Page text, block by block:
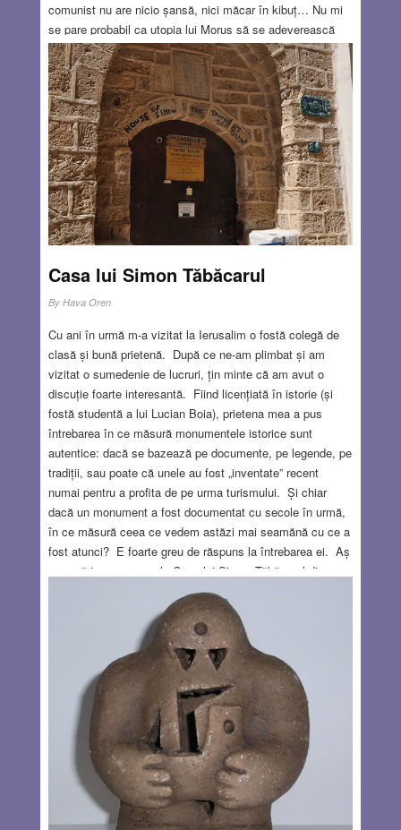
comunist nu are nicio șansă, nici măcar în kibuț… Nu mi
se pare probabil ca utopia lui Morus să se adeverească
vreodată, dar au fost și utopii care s-au realizat, de
exemplu Altneuland (Țara Veche-Nouă) a lui Theodor
Herzl. Statul evreu, care apare în carte ca o utopie,
sărbătorește în zilele acestea 78 de existență – chiar dacă
pe parcurs ne-am confruntat cu foarte multe probleme și
nu totul a mers lin… Dar cel mai ciudat este că unele
lucruri care astăzi ni se par utopice au fost cândva
reale.
Read more…
APR 23, 2026 29 COMMENTS
Casa lui Simon Tăbăcarul
By Hava Oren
Cu ani în urmă m-a vizitat la Ierusalim o fostă colegă de
clasă și bună prietenă. După ce ne-am plimbat și am
vizitat o sumedenie de lucruri, țin minte că am avut o
discuție foarte interesantă. Fiind licențiată în istorie (și
fostă studentă a lui Lucian Boia), prietena mea a pus
întrebarea în ce măsură monumentele istorice sunt
autentice: dacă se bazează pe documente, pe legende, pe
tradiții, sau poate că unele au fost „inventate” recent
numai pentru a profita de pe urma turismului. Și chiar
dacă un monument a fost documentat cu secole în urmă,
în ce măsură ceea ce vedem astăzi mai seamănă cu ce a
fost atunci? E foarte greu de răspuns la întrebarea ei. Aș
vrea să iau ca exemplu Casa lui Simon Tăbăcarul din
Jaffa. Casa apare în Noul Testament, în Faptele
apostolilor 9, 10. Întâi se povestește că Apostolul Petru a
venit la Iope (Jaffa) și a fost găzduit de un anume Simon
Tăbăcarul. Acolo Petru a avut o viziune, se făcea că i se
îngăduie, ba chiar e îmbiat să mănânce din animalele
considerate impure de tradiția iudaică.
Read more…
APR 16, 2026 4 COMMENTS